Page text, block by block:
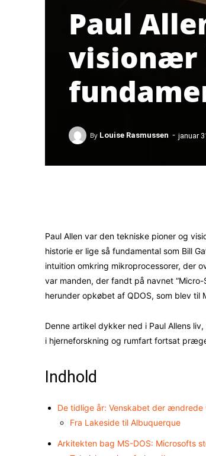
Paul
visionær
By Louise Rasmussen - januar
Paul Allen var den tekniske pioner og
historie er lige så fundamental som Bill
intuition omkring mikroprocessorer, der
var manden, der fandt på navnet
herunder opkøbet af QDOS, som blev til
Denne artikel dykker ned i Paul Allens
i hjerneforskning og rumfart fortsat
Indhold
De tidlige år: Venskabet der ændrede
Fra Lakeside til Albuquerque
Arkitekten bag MS-DOS: Microsofts